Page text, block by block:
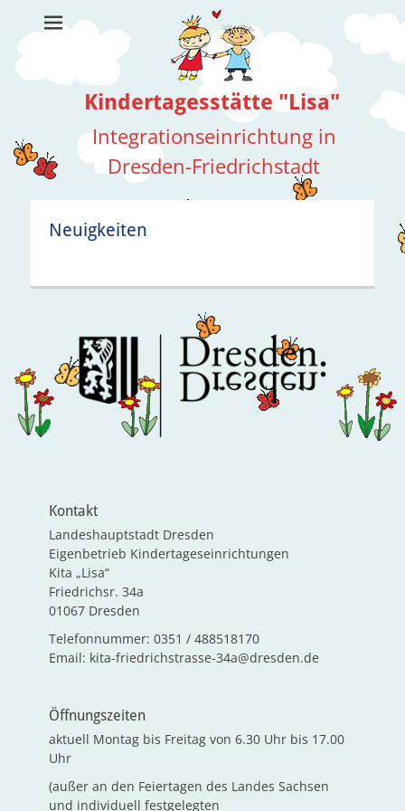
Kindertagesstätte "Lisa"
Integrationseinrichtung in
Dresden-Friedrichstadt
Suche
Neuigkeiten
Kontakt
Landeshauptstadt Dresden
Eigenbetrieb Kindertageseinrichtungen
Kita „Lisa“
Friedrichsr. 34a
01067 Dresden
Telefonnummer: 0351 / 488518170
Email: kita-friedrichstrasse-34a@dresden.de
Öffnungszeiten
aktuell Montag bis Freitag von 6.30 Uhr bis 17.00
Uhr
(außer an den Feiertagen des Landes Sachsen
und individuell festgelegten